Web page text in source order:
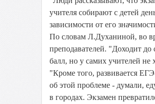
учителя собирают с детей
зависимости от его
По словам Л.Духаниной, во
преподавателей. "Доходит
балл, но у самих учителей не
"Кроме того, развивается
об этой проблеме - думали,
в городах. Экзамен